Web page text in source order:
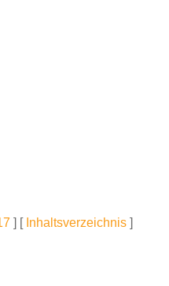
] [ Inhaltsverzeichnis ]